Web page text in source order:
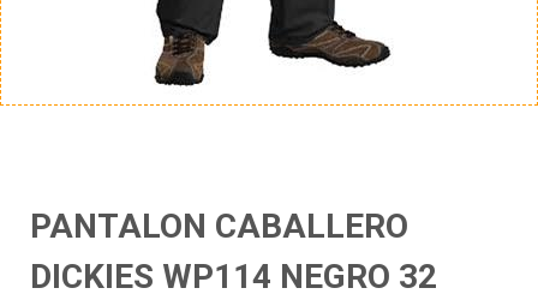
PANTALON CABALLERO
DICKIES WP114 NEGRO 32